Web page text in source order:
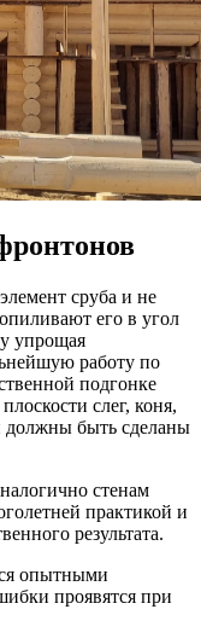
сруба и не
его в угол
упрощая
работу по
подгонке
слег, коня,
должны быть сделаны
стенам
практикой и
результата.
опытными
проявятся при